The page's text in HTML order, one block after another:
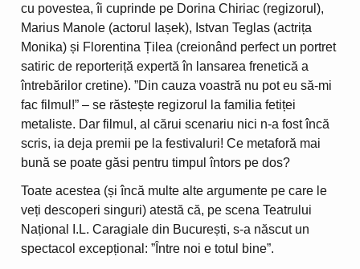
cu povestea, îi cuprinde pe Dorina Chiriac (regizorul),
Marius Manole (actorul Iașek), Istvan Teglas (actrița
Monika) și Florentina Țilea (creionând perfect un portret
satiric de reporteriță expertă în lansarea frenetică a
întrebărilor cretine). ”Din cauza voastră nu pot eu să-mi
fac filmul!” – se răstește regizorul la familia fetiței
metaliste. Dar filmul, al cărui scenariu nici n-a fost încă
scris, ia deja premii pe la festivaluri! Ce metaforă mai
bună se poate găsi pentru timpul întors pe dos?
Toate acestea (și încă multe alte argumente pe care le
veți descoperi singuri) atestă că, pe scena Teatrului
Național I.L. Caragiale din București, s-a născut un
spectacol excepțional: ”Între noi e totul bine”.